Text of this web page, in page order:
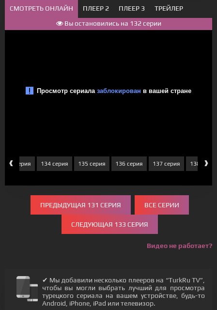
СМОТРЕТЬ ОНЛАЙН ПЛЕЕР 2 ПЛЕЕР 3
ТРЕЙЛЕР
Вы остановились на 132 серии
‹
133 серия 134 серия 135 серия 136 серия 137 серия 138 серия
›
ПРЕДЫДУЩАЯ 131 СЕРИЯ ВСЕ СЕРИИ
СЛЕДУЮЩАЯ 133 СЕРИЯ
Видео не работает?
✔ Мы добавили несколько плееров на “TurkRu TV”,
чтобы вы могли выбрать лучший для просмотра
турецкого сериала на вашем устройстве, будь-то
Android, iPhone, iPad или телевизор.